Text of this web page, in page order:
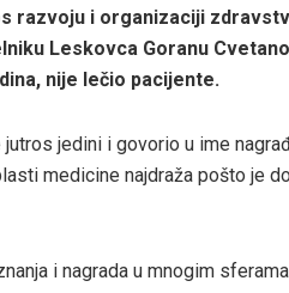
razvoju i organizaciji
Leskovca Goranu
nije lečio pacijente.
jedini i govorio u ime
medicine najdraža pošto je
i nagrada u mnogim